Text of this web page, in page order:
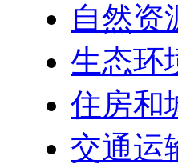
自然资
生态环
住房和
交通运